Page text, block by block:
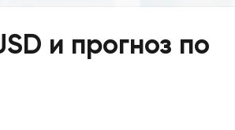
и прогноз по